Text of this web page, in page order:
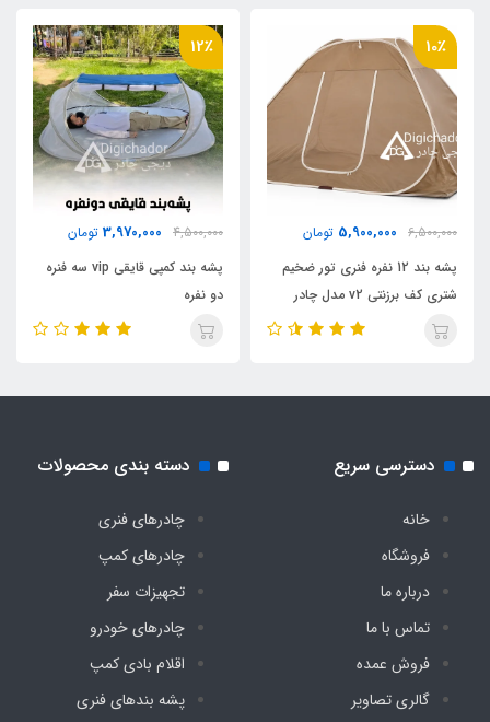
اقلام همراه
کیف حمل مخصوص
مناسب برای خواب
2 نفر
نوع سرزیپها
فلزی دو دسته
برنو ضد آب
تعداد قلاب مهار
10٪
6,500,000
5,900,000 تومان
پشه‌ بند 12 نفره فنری تور ضخیم
شتری کف برزنتی v2 مدل چادر
مسافرتی
12٪
4,500,000
3,970,000 تومان
پشه‌ بند کمپی قایقی vip سه فنره
دو نفره
دسترسی سریع
خانه
فروشگاه
درباره ما
تماس با ما
فروش عمده
گالری تصاویر
دسته بندی محصولات
چادرهای فنری
چادرهای کمپ
تجهیزات سفر
چادرهای خودرو
اقلام بادی کمپ
پشه‌ بندهای فنری